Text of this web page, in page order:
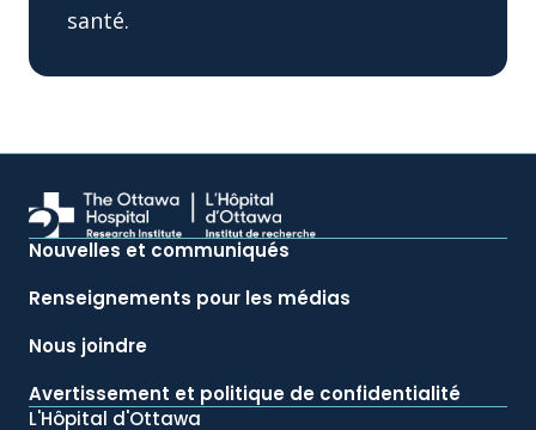
santé.
Nouvelles et communiqués
Renseignements pour les médias
Nous joindre
Avertissement et politique de confidentialité
L'Hôpital d'Ottawa